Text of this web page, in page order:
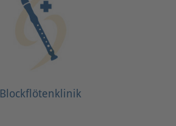
Blockflötenklinik